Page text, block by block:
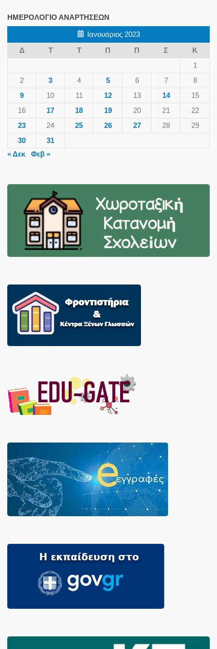
ΗΜΕΡΟΛΌΓΙΟ ΑΝΑΡΤΉΣΕΩΝ
Ιανουάριος 2023
Δ
Τ Τ Π Π Σ
Κ
1
2
3 4 5 6 7
8
9
10 11 12 13 14
15
16
17 18 19 20 21
22
23
24 25 26 27 28
29
30
31
« Δεκ
Φεβ »